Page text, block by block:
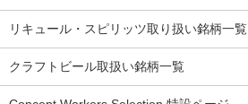
リキュール・スピリッツ取り扱い銘柄一覧
クラフトビール取扱い銘柄一覧